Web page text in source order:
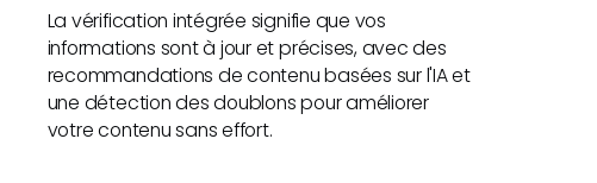
La vérification intégrée signifie que vos
informations sont à jour et précises, avec des
recommandations de contenu basées sur l'IA et
une détection des doublons pour améliorer
votre contenu sans effort.